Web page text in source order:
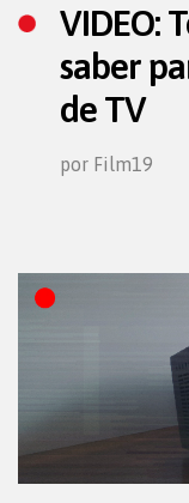
VIDEO:
saber
de TV
por Film19